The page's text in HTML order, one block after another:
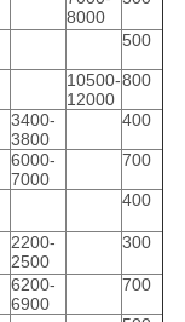
8000
500
10500-
12000
800
3400-
3800
400
6000-
7000
700
400
2200-
2500
300
6200-
6900
700